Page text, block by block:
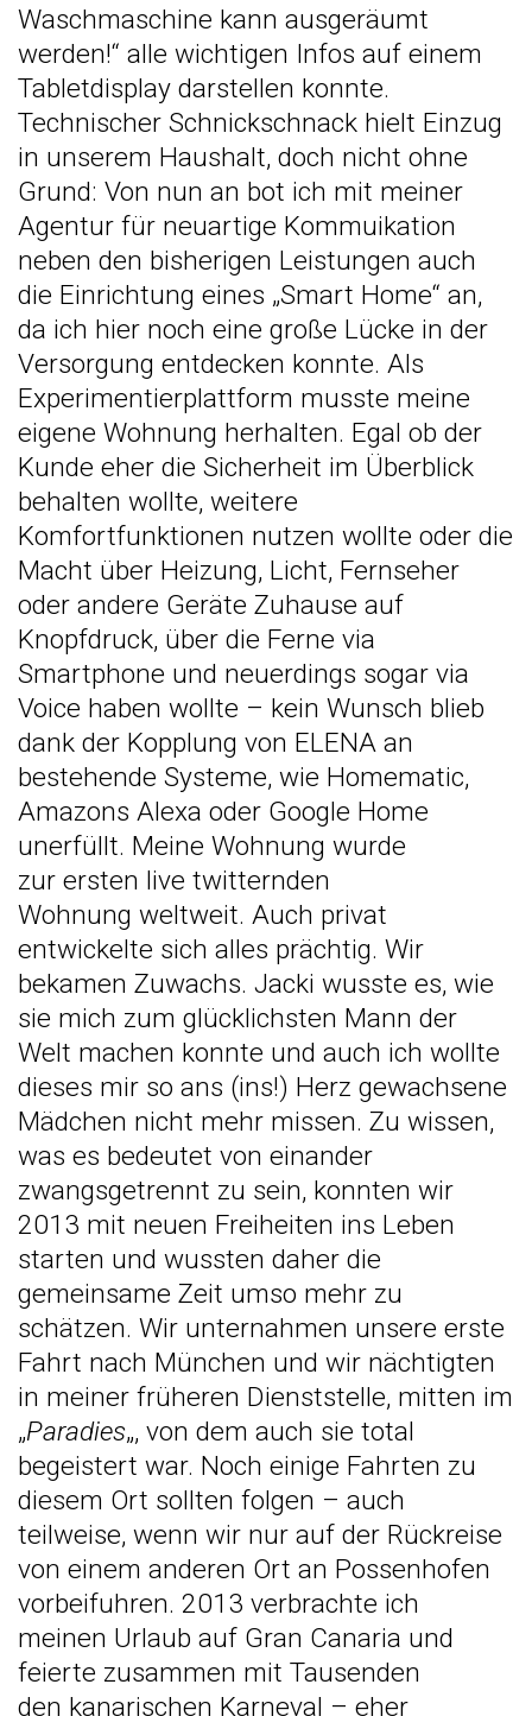
Waschmaschine kann ausgeräumt
werden!“ alle wichtigen Infos auf einem
Tabletdisplay darstellen konnte.
Technischer Schnickschnack hielt Einzug
in unserem Haushalt, doch nicht ohne
Grund: Von nun an bot ich mit meiner
Agentur für neuartige Kommuikation
neben den bisherigen Leistungen auch
die Einrichtung eines „Smart Home“ an,
da ich hier noch eine große Lücke in der
Versorgung entdecken konnte. Als
Experimentierplattform musste meine
eigene Wohnung herhalten. Egal ob der
Kunde eher die Sicherheit im Überblick
behalten wollte, weitere
Komfortfunktionen nutzen wollte oder die
Macht über Heizung, Licht, Fernseher
oder andere Geräte Zuhause auf
Knopfdruck, über die Ferne via
Smartphone und neuerdings sogar via
Voice haben wollte – kein Wunsch blieb
dank der Kopplung von ELENA an
bestehende Systeme, wie Homematic,
Amazons Alexa oder Google Home
unerfüllt. Meine Wohnung wurde
zur ersten live twitternden
Wohnung weltweit. Auch privat
entwickelte sich alles prächtig. Wir
bekamen Zuwachs. Jacki wusste es, wie
sie mich zum glücklichsten Mann der
Welt machen konnte und auch ich wollte
dieses mir so ans (ins!) Herz gewachsene
Mädchen nicht mehr missen. Zu wissen,
was es bedeutet von einander
zwangsgetrennt zu sein, konnten wir
2013 mit neuen Freiheiten ins Leben
starten und wussten daher die
gemeinsame Zeit umso mehr zu
schätzen. Wir unternahmen unsere erste
Fahrt nach München und wir nächtigten
in meiner früheren Dienststelle, mitten im
„Paradies„, von dem auch sie total
begeistert war. Noch einige Fahrten zu
diesem Ort sollten folgen – auch
teilweise, wenn wir nur auf der Rückreise
von einem anderen Ort an Possenhofen
vorbeifuhren. 2013 verbrachte ich
meinen Urlaub auf Gran Canaria und
feierte zusammen mit Tausenden
den kanarischen Karneval – eher